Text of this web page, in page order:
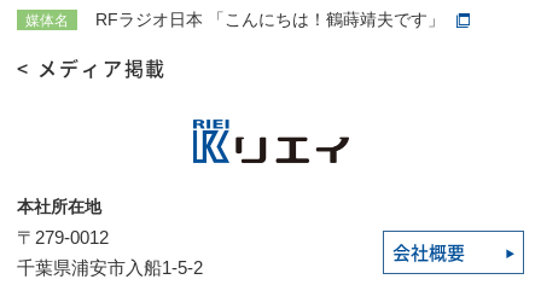
媒体名 RFラジオ日本 「こんにちは！鶴蒔靖夫です」
< メディア掲載
本社所在地
〒279-0012
千葉県浦安市入船1-5-2
会社概要